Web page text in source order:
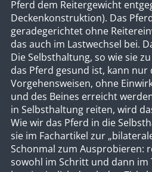
Pferd dem Reitergewicht
Deckenkonstruktion). Das
geradegerichtet ohne
das auch im Lastwechsel bei.
Die Selbsthaltung, so wie sie
das Pferd gesund ist, kann
Vorgehensweisen, ohne
und des Beines erreicht
in Selbsthaltung reiten, wird
Wie wir das Pferd in die
sie im Fachartikel zur
Schonmal zum Ausprobieren:
sowohl im Schritt und dann im